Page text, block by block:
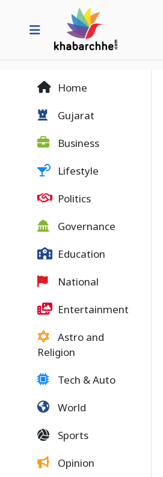
Home
Gujarat
Business
Lifestyle
Politics
Governance
Education
National
Entertainment
Astro and
Religion
Tech & Auto
World
Sports
Opinion